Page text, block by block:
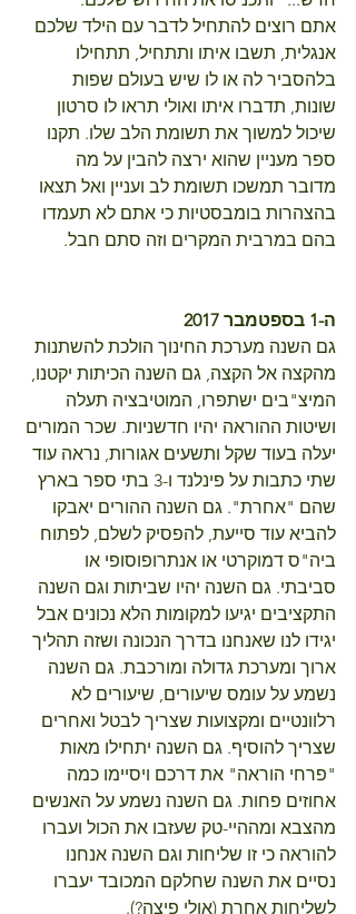
אתם רוצים להתחיל לדבר עם הילד שלכם
אנגלית, תשבו איתו ותתחיל, תתחילו
בלהסביר לה או לו שיש בעולם שפות
שונות, תדברו איתו ואולי תראו לו סרטון
שיכול למשוך את תשומת הלב שלו. תקנו
ספר מעניין שהוא ירצה להבין על מה
מדובר תמשכו תשומת לב ועניין ואל תצאו
בהצהרות בומבסטיות כי אתם לא תעמדו
בהם במרבית המקרים וזה סתם חבל.
ה-1 בספטמבר 2017
גם השנה מערכת החינוך הולכת להשתנות
מהקצה אל הקצה, גם השנה הכיתות יקטנו,
המיצ"בים ישתפרו, המוטיבציה תעלה
ושיטות ההוראה יהיו חדשניות. שכר המורים
יעלה בעוד שקל ותשעים אגורות, נראה עוד
שתי כתבות על פינלנד ו-3 בתי ספר בארץ
שהם "אחרת". גם השנה ההורים יאבקו
להביא עוד סייעת, להפסיק לשלם, לפתוח
ביה"ס דמוקרטי או אנתרופוסופי או
סביבתי. גם השנה יהיו שביתות וגם השנה
התקציבים יגיעו למקומות הלא נכונים אבל
יגידו לנו שאנחנו בדרך הנכונה ושזה תהליך
ארוך ומערכת גדולה ומורכבת. גם השנה
נשמע על עומס שיעורים, שיעורים לא
רלוונטיים ומקצועות שצריך לבטל ואחרים
שצריך להוסיף. גם השנה יתחילו מאות
"פרחי הוראה" את דרכם ויסיימו כמה
אחוזים פחות. גם השנה נשמע על האנשים
מהצבא ומההיי-טק שעזבו את הכול ועברו
להוראה כי זו שליחות וגם השנה אנחנו
נסיים את השנה שחלקם המכובד יעברו
לשליחות אחרת (אולי פיצה?).